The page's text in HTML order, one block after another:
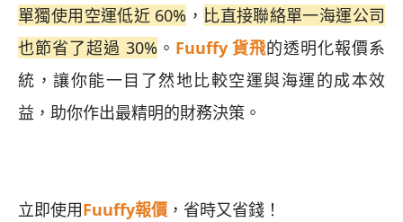
單獨使用空運低近 60% ， 比直接聯絡單一海運公司
也節省了超過 30% 。 Fuuffy 貨飛的透明化報價系
統，讓你能一目了然地比較空運與海運的成本效
益，助你作出最精明的財務決策。
立即使用Fuuffy報價 ，省時又省錢！